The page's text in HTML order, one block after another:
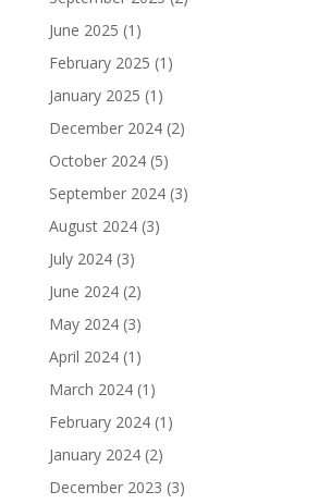
June 2025 (1)
February 2025 (1)
January 2025 (1)
December 2024(2)
October 2024(5)
September 2024(3)
August 2024(3)
July 2024(3)
June 2024(2)
May 2024(3)
April 2024(1)
March 2024(1)
February 2024(1)
January 2024(2)
December 2023 (3)